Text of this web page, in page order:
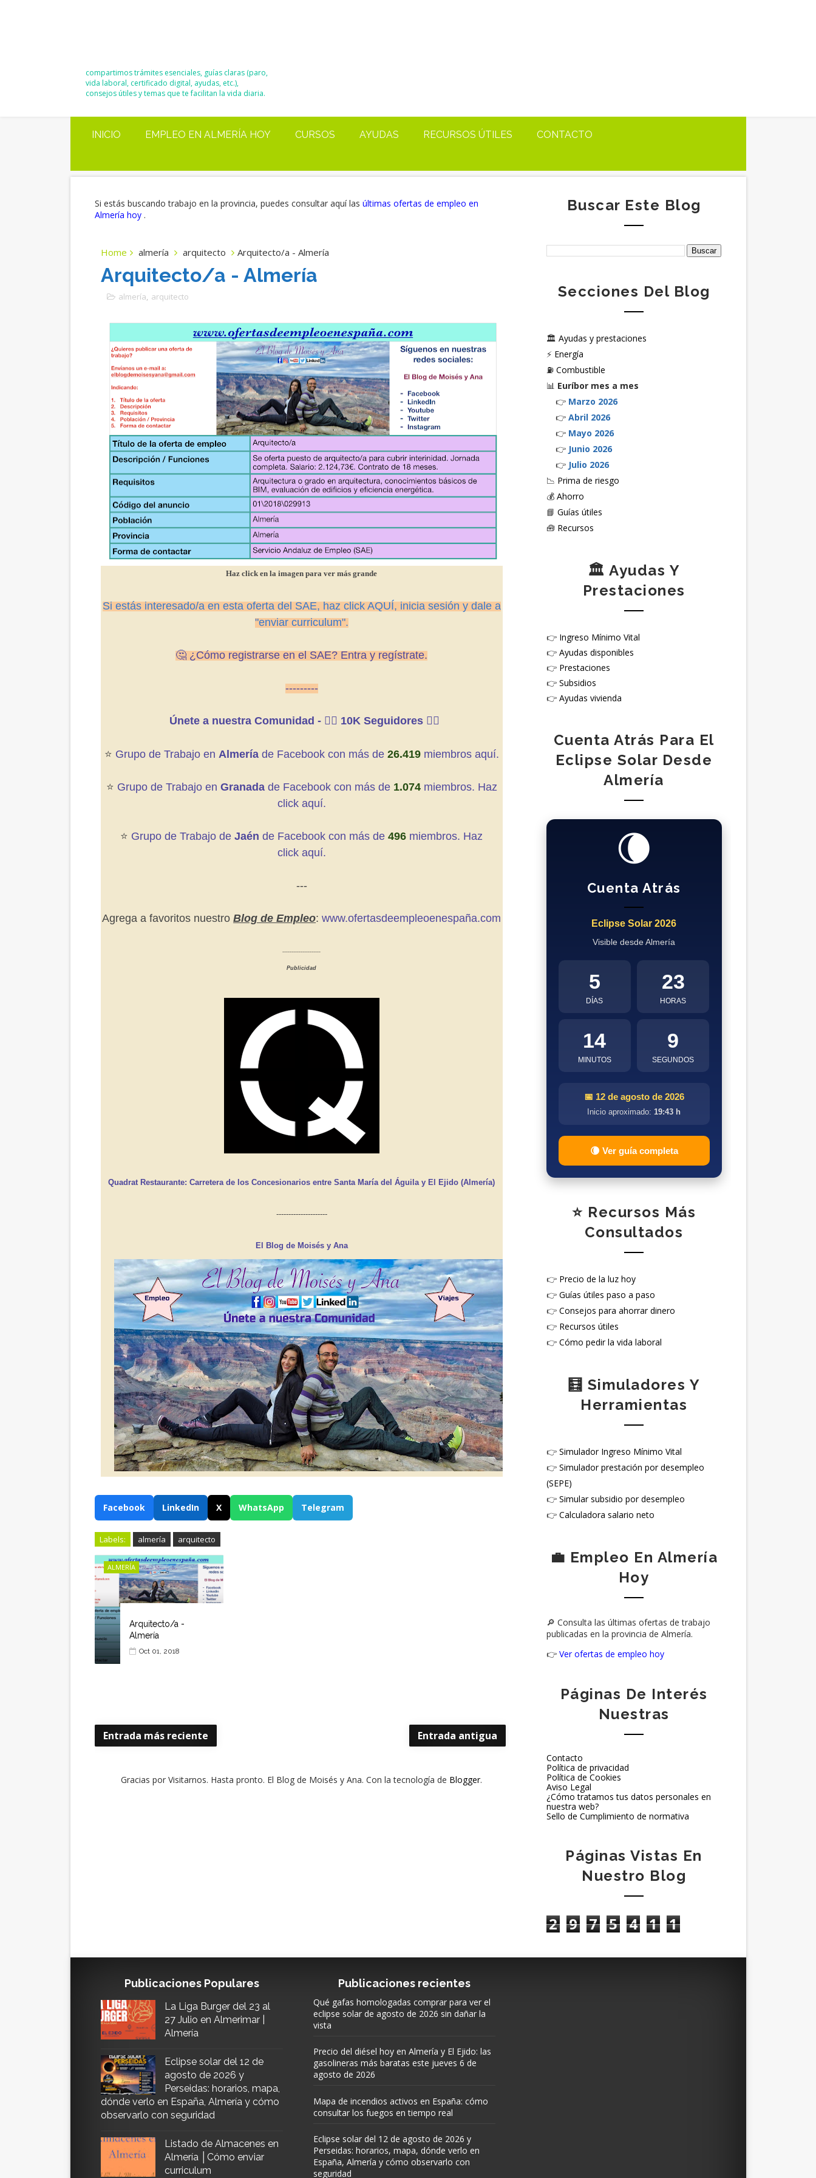
compartimos trámites esenciales, guías claras (paro,
vida laboral, certificado digital, ayudas, etc.),
consejos útiles y temas que te facilitan la vida diaria.
INICIO EMPLEO EN ALMERÍA HOY CURSOS AYUDAS RECURSOS ÚTILES CONTACTO
Si estás buscando trabajo en la provincia, puedes consultar aquí las últimas ofertas de empleo en
Almería hoy .
Home almería arquitecto Arquitecto/a - Almería
Arquitecto/a - Almería
almería, arquitecto
Haz click en la imagen para ver más grande
Si estás interesado/a en esta oferta del SAE, haz click AQUÍ, inicia sesión y dale a
"enviar curriculum".
🤔 ¿Cómo registrarse en el SAE? Entra y regístrate.
---------
Únete a nuestra Comunidad - 👍🏼 10K Seguidores 👍🏼
⭐️ Grupo de Trabajo en Almeríade Facebook con más de 26.419miembros aquí.
⭐️ Grupo de Trabajo en Granada de Facebook con más de 1.074 miembros. Haz
click aquí.
⭐️ Grupo de Trabajo deJaénde Facebook con más de496 miembros. Haz
click aquí.
---
Agrega a favoritos nuestroBlog de Empleo:www.ofertasdeempleoenespaña.com
---------------------
Publicidad
Quadrat Restaurante: Carretera de los Concesionarios entre Santa María del Águila y El Ejido (Almería)
---------------------
El Blog de Moisés y Ana
Facebook LinkedIn X WhatsApp Telegram
Labels: almería arquitecto
ALMERÍA
Arquitecto/a -
Almería
Oct 01, 2018
Entrada más reciente Entrada antigua
Gracias por Visitarnos. Hasta pronto. El Blog de Moisés y Ana. Con la tecnología de Blogger.
Buscar Este Blog
Secciones Del Blog
🏛️ Ayudas y prestaciones
⚡ Energía
⛽ Combustible
📊 Euríbor mes a mes
👉 Marzo 2026
👉 Abril 2026
👉 Mayo 2026
👉 Junio 2026
👉 Julio 2026
📉 Prima de riesgo
💰 Ahorro
📘 Guías útiles
🧰 Recursos
🏛️ Ayudas Y
Prestaciones
👉 Ingreso Mínimo Vital
👉 Ayudas disponibles
👉 Prestaciones
👉 Subsidios
👉 Ayudas vivienda
Cuenta Atrás Para El
Eclipse Solar Desde
Almería
🌘
Cuenta Atrás
Eclipse Solar 2026
Visible desde Almería
5
DÍAS
23
HORAS
14
MINUTOS
8
SEGUNDOS
📅 12 de agosto de 2026
Inicio aproximado:19:43 h
🌘 Ver guía completa
⭐ Recursos Más
Consultados
👉 Precio de la luz hoy
👉 Guías útiles paso a paso
👉 Consejos para ahorrar dinero
👉 Recursos útiles
👉 Cómo pedir la vida laboral
🧮 Simuladores Y
Herramientas
👉 Simulador Ingreso Mínimo Vital
👉 Simulador prestación por desempleo
(SEPE)
👉 Simular subsidio por desempleo
👉 Calculadora salario neto
💼 Empleo En Almería
Hoy
🔎 Consulta las últimas ofertas de trabajo
publicadas en la provincia de Almería.
👉 Ver ofertas de empleo hoy
Páginas De Interés
Nuestras
Contacto
Política de privacidad
Política de Cookies
Aviso Legal
¿Cómo tratamos tus datos personales en
nuestra web?
Sello de Cumplimiento de normativa
Páginas Vistas En
Nuestro Blog
2 9 7 5 4 1 1
Publicaciones Populares
La Liga Burger del 23 al
27 Julio en Almerimar |
Almería
Eclipse solar del 12 de
agosto de 2026 y
Perseidas: horarios, mapa,
dónde verlo en España, Almería y cómo
observarlo con seguridad
Listado de Almacenes en
Almería │Cómo enviar
curriculum
Publicaciones recientes
Qué gafas homologadas comprar para ver el
eclipse solar de agosto de 2026 sin dañar la
vista
Precio del diésel hoy en Almería y El Ejido: las
gasolineras más baratas este jueves 6 de
agosto de 2026
Mapa de incendios activos en España: cómo
consultar los fuegos en tiempo real
Eclipse solar del 12 de agosto de 2026 y
Perseidas: horarios, mapa, dónde verlo en
España, Almería y cómo observarlo con
seguridad